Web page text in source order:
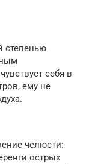
степенью
себя в
ему не
челюсти:
острых